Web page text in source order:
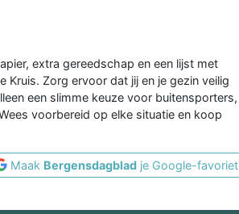
extra gereedschap en een lijst met
Zorg ervoor dat jij en je gezin veilig
een slimme keuze voor buitensporters,
voorbereid op elke situatie en koop
Maak Bergensdagblad je Google-favoriet